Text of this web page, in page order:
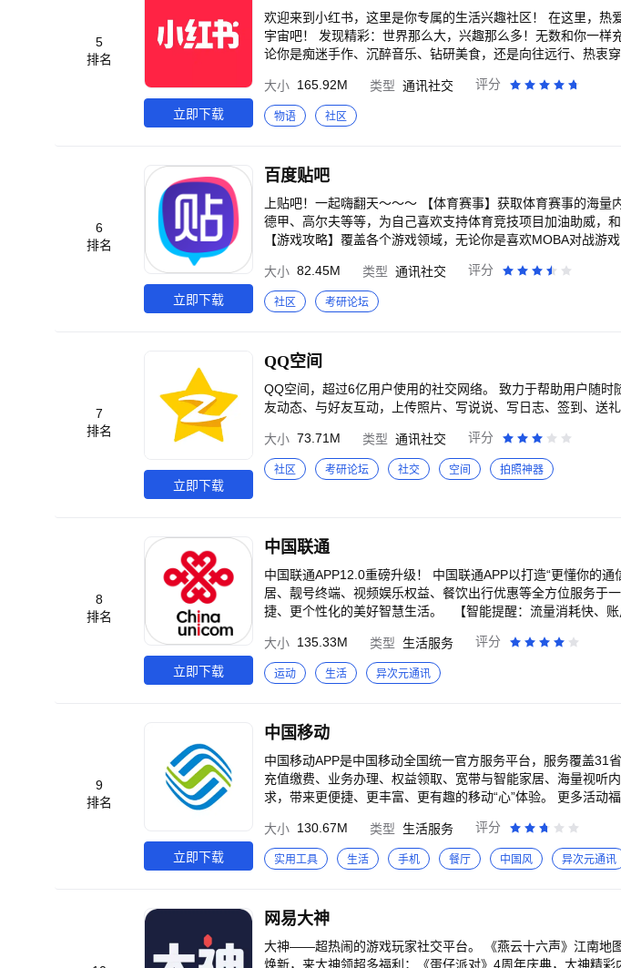
5
排名
立即下载
欢迎来到小红书，这里是你专属的生活兴趣社区！ 在这里，热爱闪闪发光，好奇找到回响，一起来开启属于你的兴趣
宇宙吧！ 发现精彩：世界那么大，兴趣那么多！无数和你一样充满好奇心的人，在这里分享着他们的热爱与探索。无
论你是痴迷手作、沉醉音乐、钻研美食，还是向往远行、热
句评论，一次点赞，可能就会转角遇到灵魂拍档。在这里，每一份兴
你的每一次尝试、每一点进步、每一份感动都值得被珍藏。小
事、心得、哪怕是小小的尝试。你的真实记录，不仅点亮了自
呼朋引伴，说走就走！这里不光是灵感源头，更是兴趣旅程的
样。 带上好奇心，在小红书，开启属于你的兴趣之旅吧！
大小 165.92M 类型 通讯社交 评分
物语 社区
6
排名
立即下载
百度贴吧
上贴吧！一起嗨翻天～～～ 【体育赛事】获取体育赛事的海量内容，男篮世预赛、NBA、欧冠、乒乓世预赛、中超、
德甲、高尔夫等等，为自己喜欢支持体育竞技项目加油助威，
【游戏攻略】覆盖各个游戏领域，无论你是喜欢MOBA对战游
攻略学习大神操作、交朋友相约游戏开黑、和众多玩家一起讨论游戏心
想问「这个梗是什么意思」？想找流行热梗？来贴吧，弱智吧、
贴吧，进入兴趣领域，遇见与你志同道合的吧友！ 欢迎访问“贴
大小 82.45M 类型 通讯社交 评分
社区 考研论坛
7
排名
立即下载
QQ空间
QQ空间，超过6亿用户使用的社交网络。 致力于帮助用户随时
友动态、与好友互动，上传照片、写说说、写日志、签到、送
大小 73.71M 类型 通讯社交 评分
社区 考研论坛 社交 空间 拍照神器
8
排名
立即下载
中国联通
中国联通APP12.0重磅升级！ 中国联通APP以打造“更懂你的
居、靓号终端、视频娱乐权益、餐饮出行优惠等全方位服务于
捷、更个性化的美好智慧生活。 【智能提醒：流量消耗快、账
门，不排队，一键搞定。 •升级千兆：超高速网络，全屋覆盖。 【套餐匹配：越用越划算】 •用得舒心：拒绝流量告
急，套餐一步到位。 •用得实惠：智能匹配，适合你的才能越用越划算。 【套餐共享：一人交费全家用
音、流量、宽带可共享。 •更贴心：家庭云，记录美好时刻；亲情守护，让关爱时
享补贴，不怕比价】 •新机直降：热门机型，折上再折。 •合约
大小 135.33M 类型 生活服务 评分
运动 生活 异次元通讯
9
排名
立即下载
中国移动
中国移动APP是中国移动全国统一官方服务平台，服务覆盖31
充值缴费、业务办理、权益领取、宽带与智能家居、海量视听
求，带来更便捷、更丰富、更有趣的移动“心”体验。 更多活动福利领不停： 【周三充值日】每周三充值，至高领取88
停 【签到有礼】攒心愿金可兑换至高10元话费，参与签到有机
8GB流量+8元话费奉上 超多惊喜邀您亲启～上中国移动
大小 130.67M 类型 生活服务 评分
实用工具 生活 手机 餐厅 中国风 异次元通讯
网易大神
大神——超热闹的游戏玩家社交平台。 《燕云十六声》江南地
焕新，来大神领超多福利；《蛋仔派对》4周年庆典，大神精